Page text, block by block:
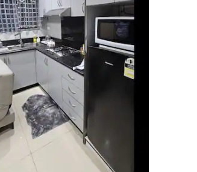
sur la base de 62 commentaires : 4,84 sur 5